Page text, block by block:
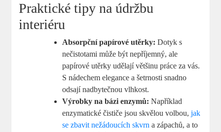
Praktické tipy na údržbu
interiéru
Absorpční papírové utěrky: Dotyk s
nečistotami může být nepříjemný, ale
papírové utěrky udělají většinu práce za vás.
S nádechem elegance a šetrnosti snadno
odsají nadbytečnou vlhkost.
Výrobky na bázi enzymů: Například
enzymatické čističe jsou skvělou volbou,jak
se zbavit nežádoucích skvrn a zápachů, a to